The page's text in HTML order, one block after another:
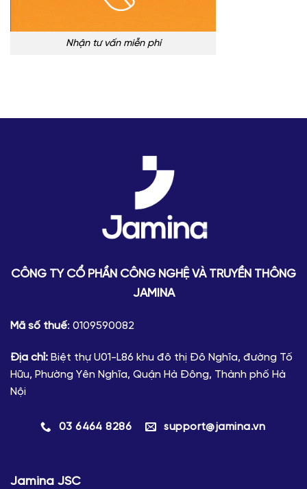
Nhận tư vấn miễn phí
CÔNG TY CỔ PHẦN CÔNG NGHỆ VÀ TRUYỀN THÔNG
JAMINA
Mã số thuế: 0109590082
Địa chỉ: Biệt thự U01-L86 khu đô thị Đô Nghĩa, đường Tố
Hữu, Phường Yên Nghĩa, Quận Hà Đông, Thành phố Hà
Nội
03 6464 8286 support@jamina.vn
Jamina JSC